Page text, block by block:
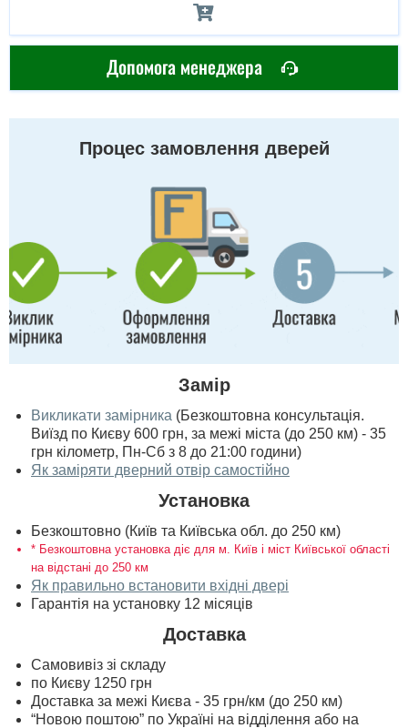
Допомога менеджера
Процес замовлення дверей
Замір
Викликати замірника (Безкоштовна консультація.
Виїзд по Києву 600 грн, за межі міста (до 250 км) - 35
грн кілометр, Пн-Сб з 8 до 21:00 години)
Як заміряти дверний отвір самостійно
Установка
Безкоштовно (Київ та Київська обл. до 250 км)
* Безкоштовна установка діє для м. Київ і міст Київської області
на відстані до 250 км
Як правильно встановити вхідні двері
Гарантія на установку 12 місяців
Доставка
Самовивіз зі складу
по Києву 1250 грн
Доставка за межі Києва - 35 грн/км (до 250 км)
“Новою поштою” по Україні на відділення або на